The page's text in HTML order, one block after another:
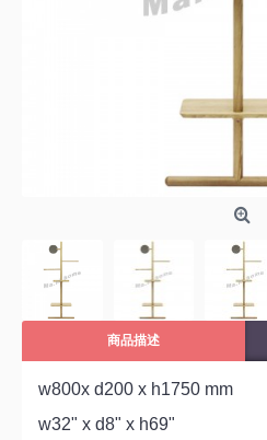
商品描述
w800x d200 x h1750 mm
w32" x d8" x h69"